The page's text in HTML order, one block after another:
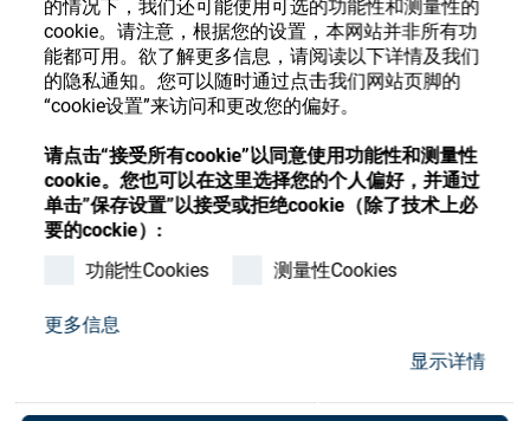
的情况下，我们还可能使用可选的功能性和测量性的
cookie。请注意，根据您的设置，本网站并非所有功
能都可用。欲了解更多信息，请阅读以下详情及我们
的隐私通知。您可以随时通过点击我们网站页脚的
“cookie设置”来访问和更改您的偏好。
请点击“接受所有cookie”以同意使用功能性和测量性
cookie。您也可以在这里选择您的个人偏好，并通过
单击”保存设置”以接受或拒绝cookie（除了技术上必
要的cockie）:
功能性Cookies
测量性Cookies
更多信息
显示详情
精密光学
我们是谁
加入我们
联系我们
Store
Français
注册或登录以访问您的帐户，并了解我们的各
种眼镜光学耗材
注册 登录